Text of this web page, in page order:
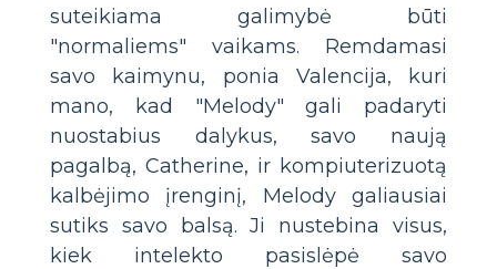
suteikiama galimybė būti
"normaliems" vaikams. Remdamasi
savo kaimynu, ponia Valencija, kuri
mano, kad "Melody" gali padaryti
nuostabius dalykus, savo naują
pagalbą, Catherine, ir kompiuterizuotą
kalbėjimo įrenginį, Melody galiausiai
sutiks savo balsą. Ji nustebina visus,
kiek intelekto pasislėpė savo